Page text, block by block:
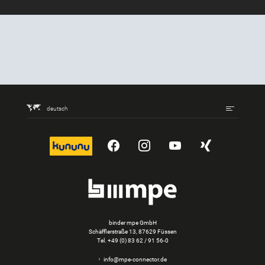
deutsch
kununu YouTubeInstagram
YouTubeXing
binder mpe GmbH
Schäfflerstraße 13, 87629 Füssen
Tel. +49 (0) 83 62 / 91 56-0
info@mpe-connector.de